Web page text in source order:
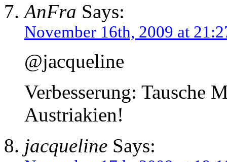
AnFra Says:
November 16th, 2009 at
@jacqueline
Verbesserung: Tausche
Austriakien!
jacqueline Says: